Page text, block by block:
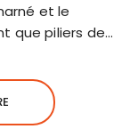
et le
que piliers de…